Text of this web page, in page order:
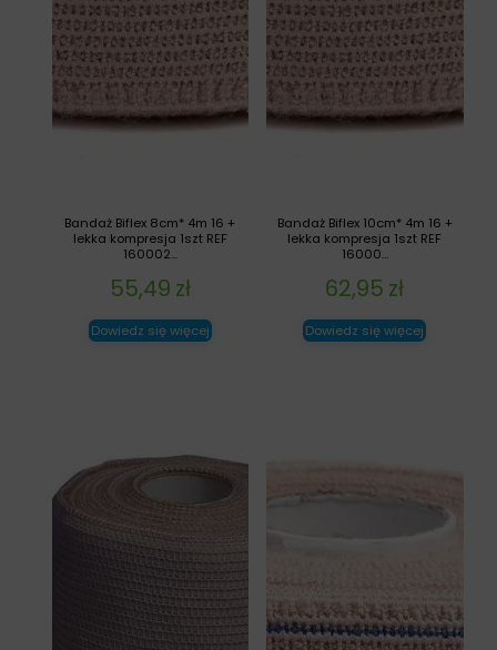
Bandaż Biflex 10cm* 4m 16 +
lekka kompresja 1szt REF
16000...
62,95 zł
Dowiedz się więcej
Bandaż Biflex 8cm* 4m 16 +
lekka kompresja 1szt REF
160002...
55,49 zł
Dowiedz się więcej